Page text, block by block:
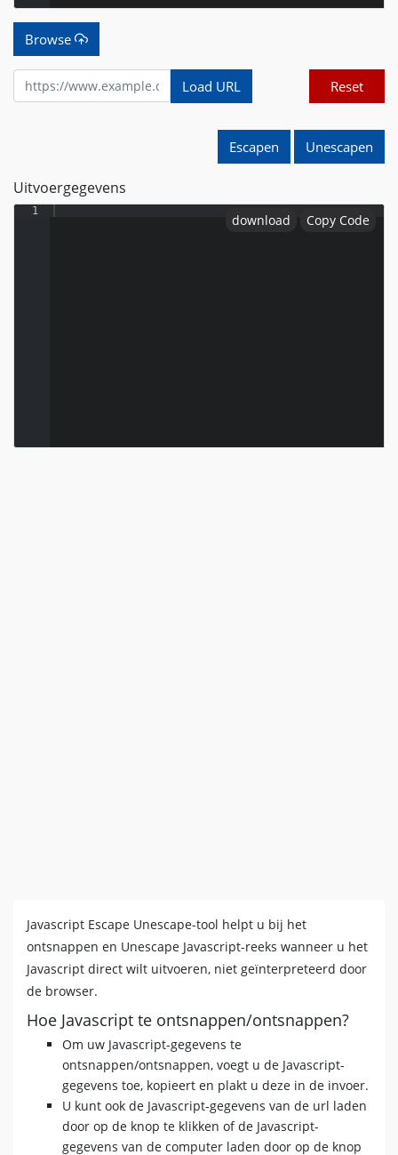
Browse
Load URL Reset
Escapen Unescapen
Uitvoergegevens
download Copy Code
1
Javascript Escape Unescape-tool helpt u bij het
ontsnappen en Unescape Javascript-reeks wanneer u het
Javascript direct wilt uitvoeren, niet geïnterpreteerd door
de browser.
Hoe Javascript te ontsnappen/ontsnappen?
Om uw Javascript-gegevens te
ontsnappen/ontsnappen, voegt u de Javascript-
gegevens toe, kopieert en plakt u deze in de invoer.
U kunt ook de Javascript-gegevens van de url laden
door op de knop te klikken of de Javascript-
gegevens van de computer laden door op de knop